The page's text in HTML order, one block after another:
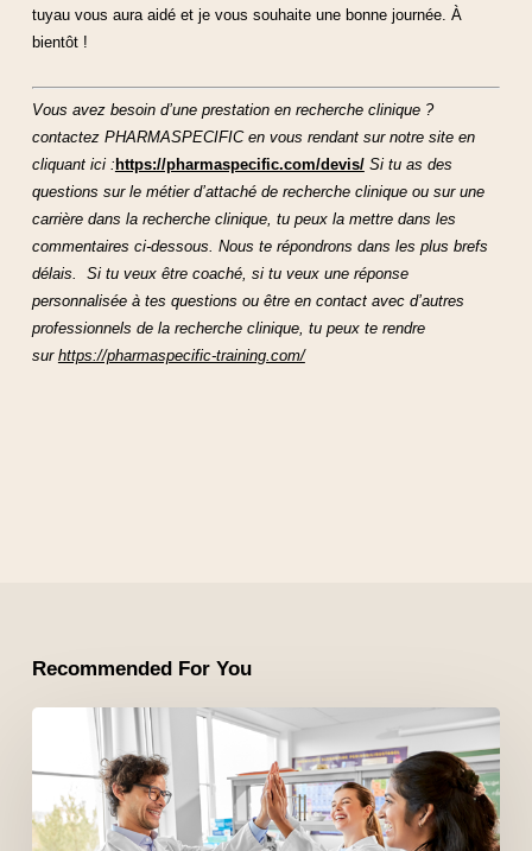
tuyau vous aura aidé et je vous souhaite une bonne journée. À
bientôt !
Vous avez besoin d’une prestation en recherche clinique ?
contactez PHARMASPECIFIC en vous rendant sur notre site en
cliquant ici : https://pharmaspecific.com/devis/ Si tu as des
questions sur le métier d’attaché de recherche clinique ou sur une
carrière dans la recherche clinique, tu peux la mettre dans les
commentaires ci-dessous. Nous te répondrons dans les plus brefs
délais.
Si tu veux être coaché, si tu veux une réponse
personnalisée à tes questions ou être en contact avec d’autres
professionnels de la recherche clinique, tu peux te rendre
sur https://pharmaspecific-training.com/
Recommended For You